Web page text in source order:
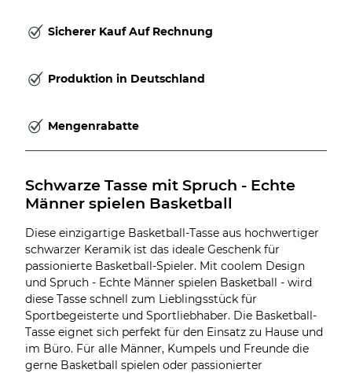
Sicherer Kauf Auf Rechnung
Produktion in Deutschland
Mengenrabatte
Schwarze Tasse mit Spruch - Echte
Männer spielen Basketball
Diese einzigartige Basketball-Tasse aus hochwertiger
schwarzer Keramik ist das ideale Geschenk für
passionierte Basketball-Spieler. Mit coolem Design
und Spruch - Echte Männer spielen Basketball - wird
diese Tasse schnell zum Lieblingsstück für
Sportbegeisterte und Sportliebhaber. Die Basketball-
Tasse eignet sich perfekt für den Einsatz zu Hause und
im Büro. Für alle Männer, Kumpels und Freunde die
gerne Basketball spielen oder passionierter